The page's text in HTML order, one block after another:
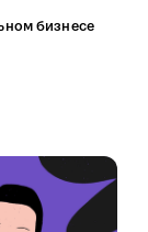
бизнесе